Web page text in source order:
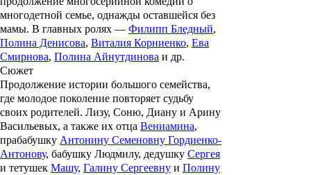
многодетной семье, однажды оставшейся без
мамы. В главных ролях — Филипп Бледный,
Полина Денисова, Виталия Корниенко, Ева
Смирнова, Полина Айнутдинова и др.
Сюжет
Продолжение истории большого семейства,
где молодое поколение повторяет судьбу
своих родителей. Лизу, Соню, Диану и Арину
Васильевых, а также их отца Вениамина,
прабабушку Антонину Семеновну Гордиенко-
Антонову, бабушку Людмилу, дедушку Сергея
и тетушек Машу, Галину Сергеевну и Полину